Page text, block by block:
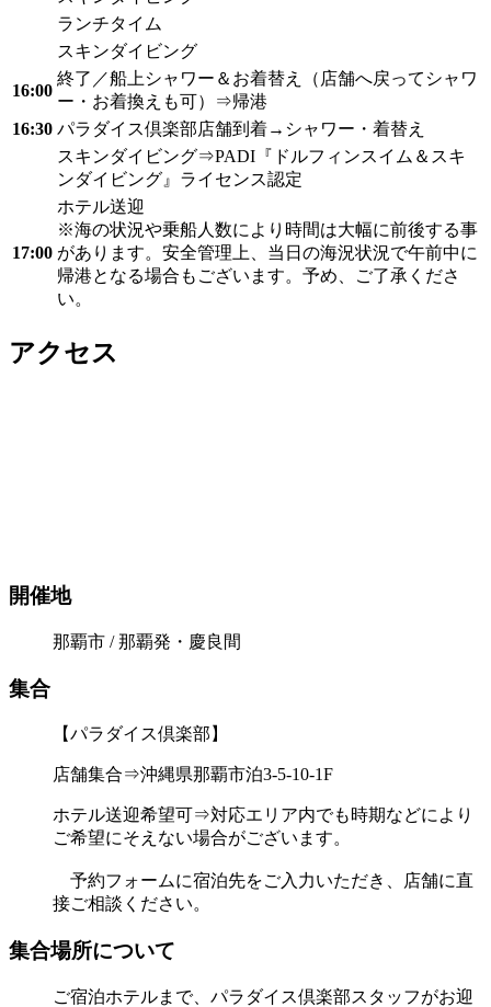
ランチタイム
スキンダイビング
16:00
終了／船上シャワー＆お着替え（店舗へ戻ってシャワ
ー・お着換えも可）⇒帰港
16:30 パラダイス倶楽部店舗到着→シャワー・着替え
スキンダイビング⇒PADI『ドルフィンスイム＆スキ
ンダイビング』ライセンス認定
17:00
ホテル送迎
※海の状況や乗船人数により時間は大幅に前後する事
があります。安全管理上、当日の海況状況で午前中に
帰港となる場合もございます。予め、ご了承くださ
い。
アクセス
開催地
那覇市 / 那覇発・慶良間
集合
【パラダイス倶楽部】
店舗集合⇒沖縄県那覇市泊3-5-10-1F
ホテル送迎希望可⇒対応エリア内でも時期などにより
ご希望にそえない場合がございます。
予約フォームに宿泊先をご入力いただき、店舗に直
接ご相談ください。
集合場所について
ご宿泊ホテルまで、パラダイス倶楽部スタッフがお迎